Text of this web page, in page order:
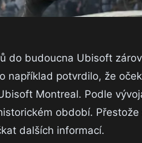
do budoucna Ubisoft
například potvrdilo, že
Montreal. Podle
období.
dalších informací.